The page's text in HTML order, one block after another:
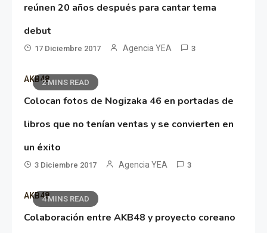
reúnen 20 años después para cantar tema
debut
17 Diciembre 2017 Agencia YEA 3
2 MINS READ
AKB48
Colocan fotos de Nogizaka 46 en portadas de
libros que no tenían ventas y se convierten en
un éxito
3 Diciembre 2017 Agencia YEA 3
4 MINS READ
AKB48
Colaboración entre AKB48 y proyecto coreano